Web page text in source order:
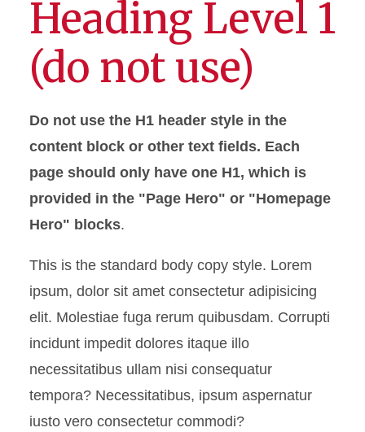
Body Content
Accordion
Button Set
Link Set
Link Block
Menu Link Tree
Multi Column Content - Alt
Social - Share This
Heading Level 1
(do not use)
Do not use the H1 header style in the
content block or other text fields. Each
page should only have one H1, which is
provided in the "Page Hero" or "Homepage
Hero" blocks.
This is the standard body copy style. Lorem
ipsum, dolor sit amet consectetur adipisicing
elit. Molestiae fuga rerum quibusdam. Corrupti
incidunt impedit dolores itaque illo
necessitatibus ullam nisi consequatur
tempora? Necessitatibus, ipsum aspernatur
iusto vero consectetur commodi?